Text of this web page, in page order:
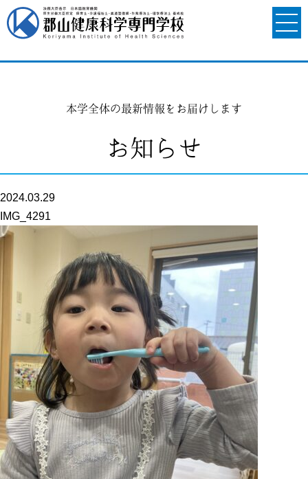
本学全体の最新情報をお届けします
お知らせ
2024.03.29
IMG_4291